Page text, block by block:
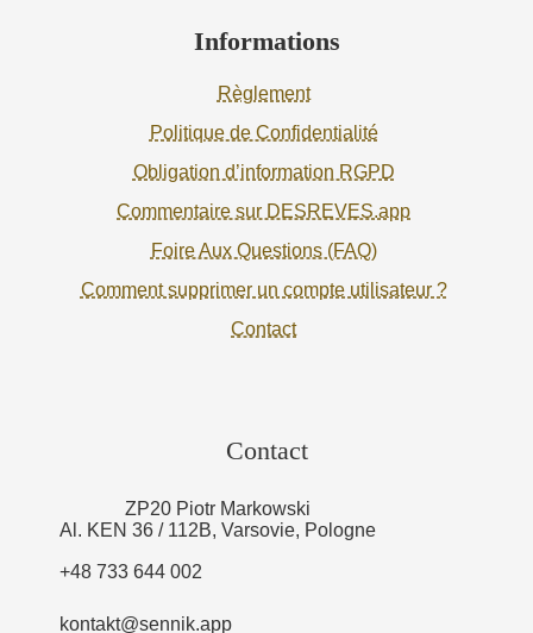
Informations
Règlement
Politique de Confidentialité
Obligation d’information RGPD
Commentaire sur DESREVES.app
Foire Aux Questions (FAQ)
Comment supprimer un compte utilisateur ?
Contact
Contact
ZP20 Piotr Markowski
Al. KEN 36 / 112B, Varsovie, Pologne
+48 733 644 002
kontakt@sennik.app